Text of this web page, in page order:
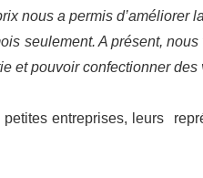
nous a permis d’améliorer
seulement. A présent,
et pouvoir confectionner
entreprises, leurs